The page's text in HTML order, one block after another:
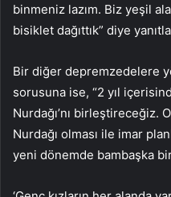
binmeniz lazım. Biz yeşil
bisiklet dağıttık” diye
Bir diğer depremzedelere
sorusuna ise, “2 yıl
Nurdağı’nı birleştireceğiz.
Nurdağı olması ile imar
yeni dönemde bambaşka